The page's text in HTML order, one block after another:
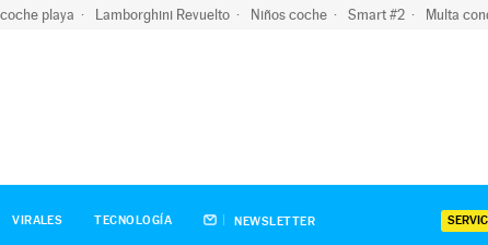
playa Lamborghini Revuelto Niños coche Smart #2 Multa
VIRALES TECNOLOGÍA NEWSLETTER